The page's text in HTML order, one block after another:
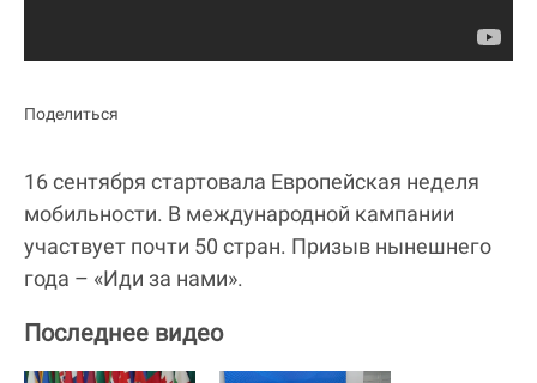
Поделиться
16 сентября стартовала Европейская неделя
мобильности. В международной кампании
участвует почти 50 стран. Призыв нынешнего
года – «Иди за нами».
Последнее видео